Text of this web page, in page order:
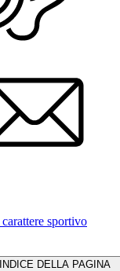
sportivo
INDICE DELLA PAGINA